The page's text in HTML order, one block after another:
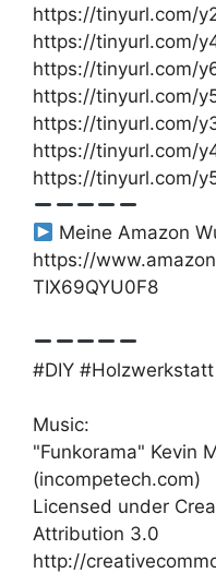
https://tinyurl.com/
https://tinyurl.com/
https://tinyurl.com/
https://tinyurl.com/
https://tinyurl.com/
https://tinyurl.com/
https://tinyurl.com/
Meine Amazon
https://
TIX69QYU0F8
#DIY
Music:
"Funkorama" Kevin
(incompetech.com)
Licensed under
Attribution 3.0
http://